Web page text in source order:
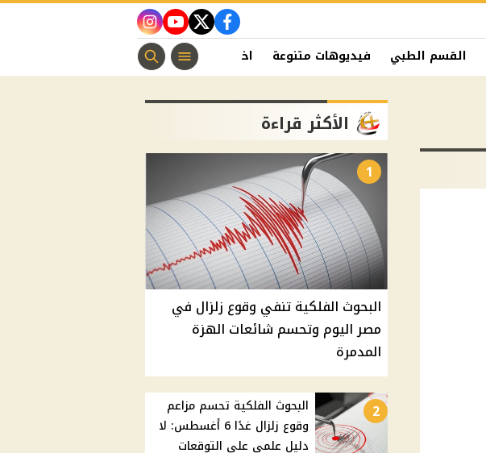
facebook
twitter
youtube
instagram
القسم الطبي فيديوهات متنوعة اخبار الفن منوعات مسيحية
الأكثر قراءة
1
البحوث الفلكية تنفي وقوع زلزال في
مصر اليوم وتحسم شائعات الهزة
المدمرة
2
البحوث الفلكية تحسم مزاعم
وقوع زلزال غدًا 6 أغسطس: لا
دليل علمي على التوقعات